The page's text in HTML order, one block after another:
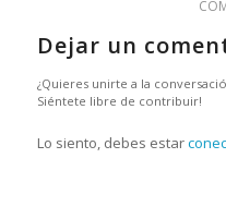
Dejar un
¿Quieres unirte a la
Siéntete libre de contribuir!
Lo siento, debes estar